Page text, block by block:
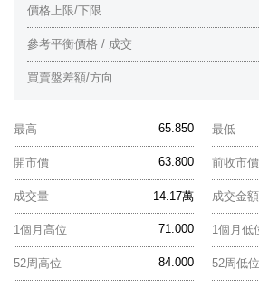
價格上限/下限
參考平衡價格 / 成交
買賣盤差額/方向
65.850
最高 最低
63.800
開市價 前收市價
14.17萬
成交量 成交金額
71.000
1個月高位 1個月低
84.000
52周高位 52周低位